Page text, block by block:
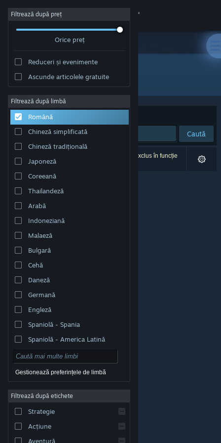
Conectează-te
Despre
Asistență
Schimbă limba
Vezi site în versiunea pentru desktop
© Valve Corporation. Toate drepturile rezervate. Toate
respectivi în SUA și celelalte țări.
Acordul Steam pentru abonați
Cookie-uri
Filtrează după preț
Orice preț
Reduceri și evenimente
Ascunde articolele gratuite
Filtrează după limbă
Română
Chineză simplificată
Chineză tradițională
Japoneză
Coreeană
Thailandeză
Arabă
Indoneziană
Malaeză
Bulgară
Cehă
Daneză
Germană
Engleză
Spaniolă - Spania
Spaniolă - America Latină
Gestionează preferințele de limbă
Filtrează după etichete
Strategie
Acțiune
Aventură
Dezvoltator: Homeostase
Sortează după
Caută
0 rezultate corespund căutării tale. 1 titlu a fost exclus în funcție
de preferințele tale.